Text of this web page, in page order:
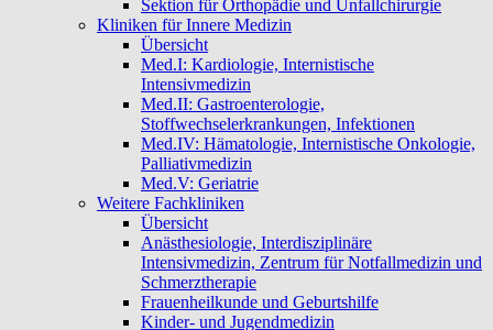
Sektion für Orthopädie und Unfallchirurgie
Kliniken für Innere Medizin
Übersicht
Med.I: Kardiologie, Internistische
Intensivmedizin
Med.II: Gastroenterologie,
Stoffwechselerkrankungen, Infektionen
Med.IV: Hämatologie, Internistische Onkologie,
Palliativmedizin
Med.V: Geriatrie
Weitere Fachkliniken
Übersicht
Anästhesiologie, Interdisziplinäre
Intensivmedizin, Zentrum für Notfallmedizin und
Schmerztherapie
Frauenheilkunde und Geburtshilfe
Kinder- und Jugendmedizin